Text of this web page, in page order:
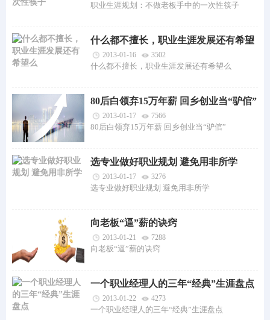
职业生涯规划：不做老板手中的一次性筷子
什么都不擅长，职业生涯发展还有希望
么 2013-01-16 3502
什么都不擅长，职业生涯发展还有希望么
80后白领弃15万年薪 回乡创业当“驴倌”
2013-01-17 7566
80后白领弃15万年薪 回乡创业当“驴倌”
选专业做好职业规划 避免用非所学
2013-01-17 3276
选专业做好职业规划 避免用非所学
向老板“逼”薪的诀窍
2013-01-21 7288
向老板“逼”薪的诀窍
一个职业经理人的三年“经典”生涯盘点
2013-01-22 4273
一个职业经理人的三年“经典”生涯盘点